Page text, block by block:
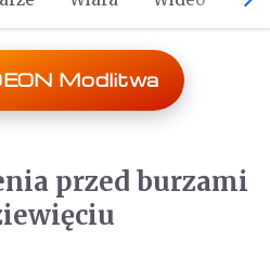
Modlitwa
przed burzami